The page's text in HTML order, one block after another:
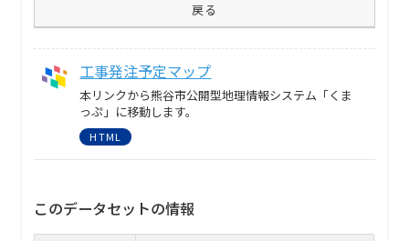
戻る
工事発注予定マップ
本リンクから熊谷市公開型地理情報システム「くま
っぷ」に移動します。
HTML
このデータセットの情報